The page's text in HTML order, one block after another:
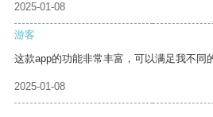
2025-01-08
游客
这款app的功能非常丰富，可以满足我不同
2025-01-08